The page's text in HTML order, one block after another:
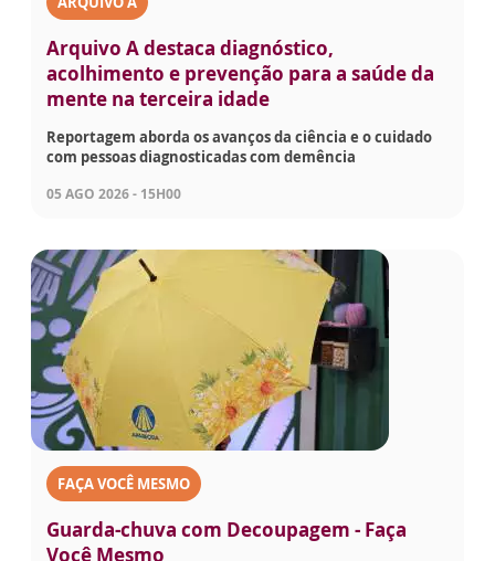
Arquivo A destaca diagnóstico,
acolhimento e prevenção para a saúde da
mente na terceira idade
Reportagem aborda os avanços da ciência e o cuidado
com pessoas diagnosticadas com demência
05 AGO 2026 - 15H00
FAÇA VOCÊ MESMO
Guarda-chuva com Decoupagem - Faça
Você Mesmo